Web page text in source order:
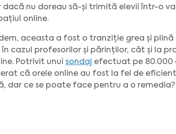
dacă nu doreau să-și trimită elevii într-o
online.
aceasta a fost o tranziție grea și
cazul profesorilor și părinților, cât și la
Potrivit unui sondaj efectuat pe 80.000
că orele online au fost la fel de
dar ce se poate face pentru a o remedia?